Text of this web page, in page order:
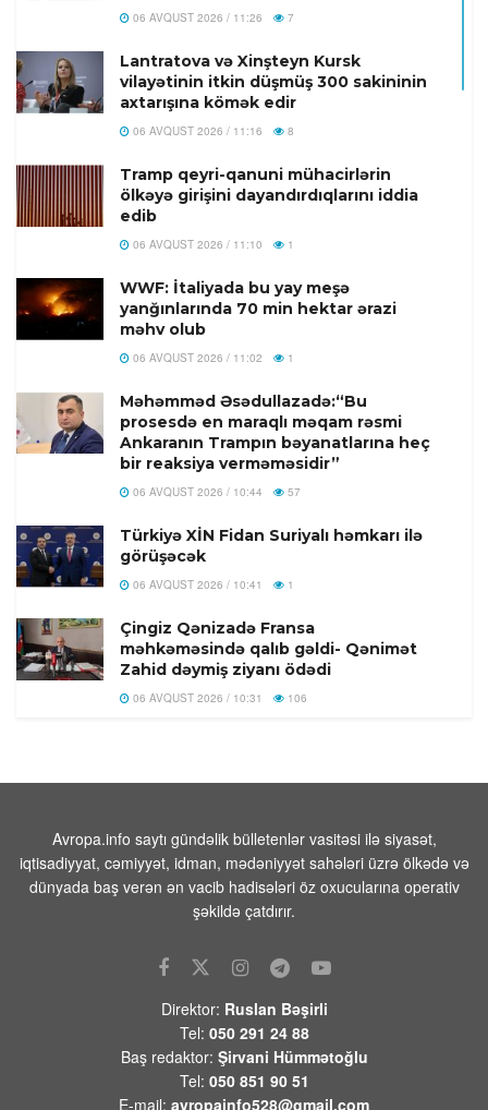
06 AVQUST 2026 / 11:26 7
Lantratova və Xinşteyn Kursk
vilayətinin itkin düşmüş 300 sakininin
axtarışına kömək edir
06 AVQUST 2026 / 11:16 8
Tramp qeyri-qanuni mühacirlərin
ölkəyə girişini dayandırdıqlarını iddia
edib
06 AVQUST 2026 / 11:10 1
WWF: İtaliyada bu yay meşə
yanğınlarında 70 min hektar ərazi
məhv olub
06 AVQUST 2026 / 11:02 1
Məhəmməd Əsədullazadə:“Bu
prosesdə en maraqlı məqam rəsmi
Ankaranın Trampın bəyanatlarına heç
bir reaksiya verməməsidir”
06 AVQUST 2026 / 10:44 57
Türkiyə XİN Fidan Suriyalı həmkarı ilə
görüşəcək
06 AVQUST 2026 / 10:41 1
Çingiz Qənizadə Fransa
məhkəməsində qalıb gəldi- Qənimət
Zahid dəymiş ziyanı ödədi
06 AVQUST 2026 / 10:31 106
yaratdığı iddia edilib
Ceyhun Bayramov Ukraynada səfərdə
06 AVQUST 2026 / 10:08 9
iki motosikleti külə çevirib
Tramp ABŞ-da silah-sursat
çatışmazlığı ilə bağlı nəşrləri həbs
cəzası ilə hədələyib
06 AVQUST 2026 / 9:48 5
Avropa.info saytı gündəlik bülletenlər vasitəsi ilə siyasət,
iqtisadiyyat, cəmiyyət, idman, mədəniyyət sahələri üzrə ölkədə və
dünyada baş verən ən vacib hadisələri öz oxucularına operativ
şəkildə çatdırır.
Direktor: Ruslan Bəşirli
Tel: 050 291 24 88
Baş redaktor: Şirvani Hümmətoğlu
Tel: 050 851 90 51
E-mail: avropainfo528@gmail.com